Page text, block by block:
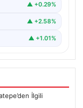
▲ +0.29%
▲ +2.58%
▲ +1.01%
İlgili